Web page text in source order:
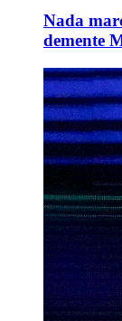
Nada
demente